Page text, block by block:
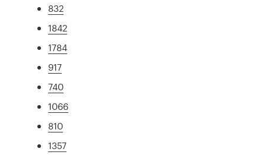
832
1842
1784
917
740
1066
810
1357